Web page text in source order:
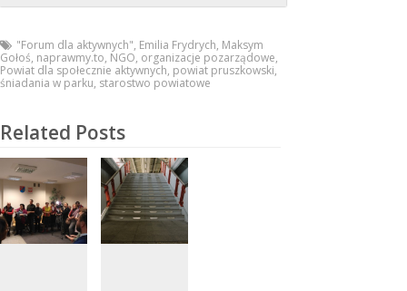
"Forum dla aktywnych", Emilia Frydrych, Maksym
Gołoś, naprawmy.to, NGO, organizacje pozarządowe,
Powiat dla społecznie aktywnych, powiat pruszkowski,
śniadania w parku, starostwo powiatowe
Related Posts